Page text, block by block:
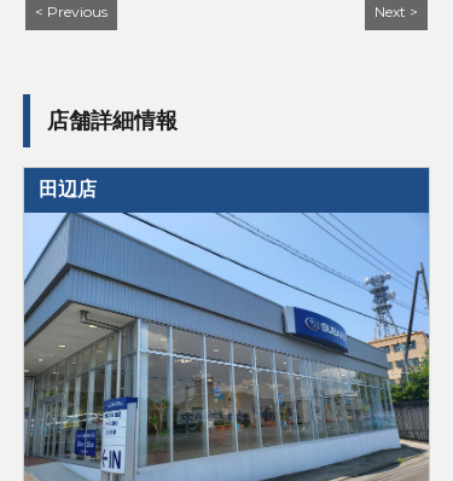
< Previous Next >
店舗詳細情報
田辺店